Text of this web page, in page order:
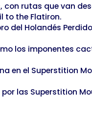
rutas que van
to the Flatiron.
del Holandés
los imponentes
en el Superstition
las Superstition